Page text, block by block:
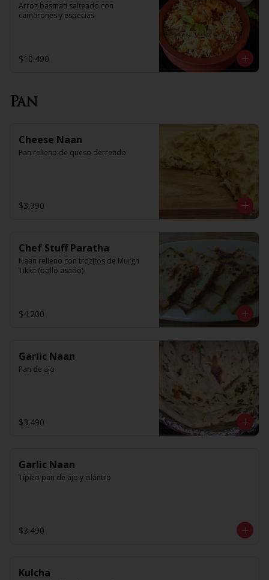
Arroz basmati salteado con
camarones y especias
$10.490
Pan
Cheese Naan
Pan relleno de queso derretido
$3.990
Chef Stuff Paratha
Naan relleno con trozitos de Murgh
Tikka (pollo asado)
$4.200
Garlic Naan
Pan de ajo
$3.490
Garlic Naan
Típico pan de ajo y cilantro
$3.490
Kulcha